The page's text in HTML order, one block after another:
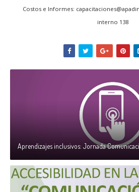
Costos e Informes:
interno 138
Aprendizajes inclusivos: Jornada